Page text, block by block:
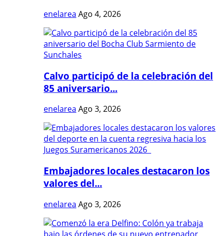
enelarea Ago 4, 2026
Calvo participó de la celebración del
85 aniversario...
enelarea Ago 3, 2026
Embajadores locales destacaron los
valores del...
enelarea Ago 3, 2026